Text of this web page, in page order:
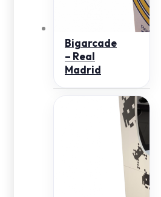
Bigarcade
– Real
Madrid